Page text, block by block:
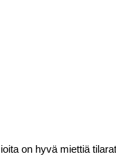
on hyvä miettiä